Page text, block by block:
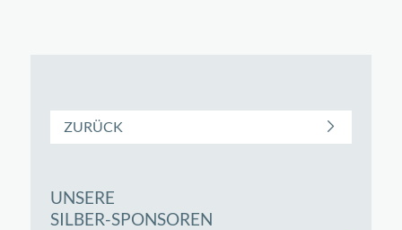
ZURÜCK
UNSERE
SILBER-SPONSOREN